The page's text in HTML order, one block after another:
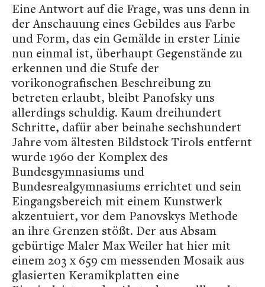
Eine Antwort auf die Frage, was uns denn in
der Anschauung eines Gebildes aus Farbe
und Form, das ein Gemälde in erster Linie
nun einmal ist, überhaupt Gegenstände zu
erkennen und die Stufe der
vorikonografischen Beschreibung zu
betreten erlaubt, bleibt Panofsky uns
allerdings schuldig. Kaum dreihundert
Schritte, dafür aber beinahe sechshundert
Jahre vom ältesten Bildstock Tirols entfernt
wurde 1960 der Komplex des
Bundesgymnasiums und
Bundesrealgymnasiums errichtet und sein
Eingangsbereich mit einem Kunstwerk
akzentuiert, vor dem Panovskys Methode
an ihre Grenzen stößt. Der aus Absam
gebürtige Maler Max Weiler hat hier mit
einem 203 x 659 cm messenden Mosaik aus
glasierten Keramikplatten eine